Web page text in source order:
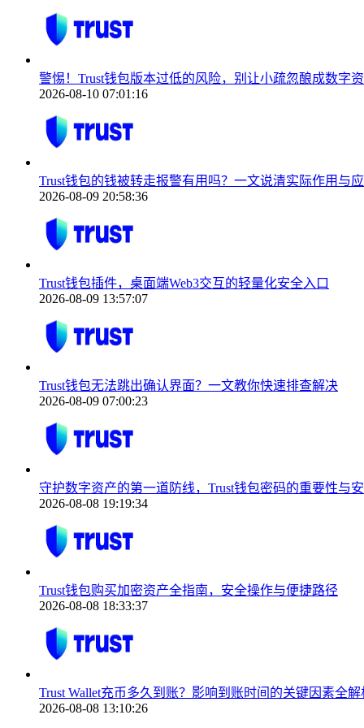
警惕！Trust钱包版本过低的风险，别让小疏忽酿成数字
2026-08-10 07:01:16
Trust钱包的钱被转走报警有用吗？一文说清实际作用与
2026-08-09 20:58:36
Trust钱包插件，桌面端Web3交互的轻量化安全入口
2026-08-09 13:57:07
Trust钱包无法跳出确认界面？一文教你快速排查解决
2026-08-09 07:00:23
守护数字资产的第一道防线，Trust钱包密码的重要性与
2026-08-08 19:19:34
Trust钱包购买加密资产全指南，安全操作与便捷路径
2026-08-08 18:33:37
Trust Wallet充币多久到账？影响到账时间的关键因素全解
2026-08-08 13:10:26